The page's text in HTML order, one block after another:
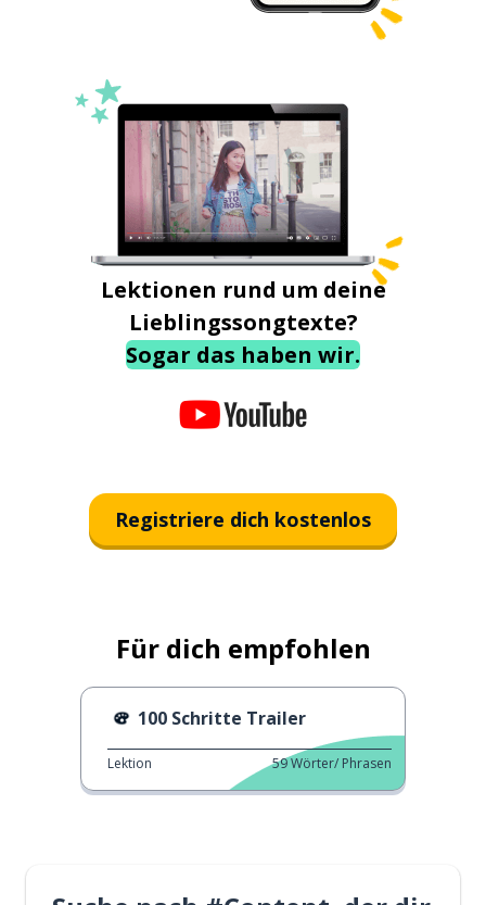
Lektionen rund um deine
Lieblingssongtexte?
Sogar das haben wir.
Registriere dich kostenlos
Für dich empfohlen
100 Schritte Trailer
Lektion 59Wörter/ Phrasen